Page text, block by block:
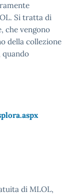
Si tratta di
che vengono
della collezione
quando
di MLOL,